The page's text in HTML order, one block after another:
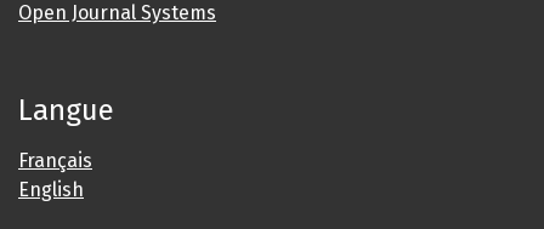
Open Journal Systems
Langue
Français
English